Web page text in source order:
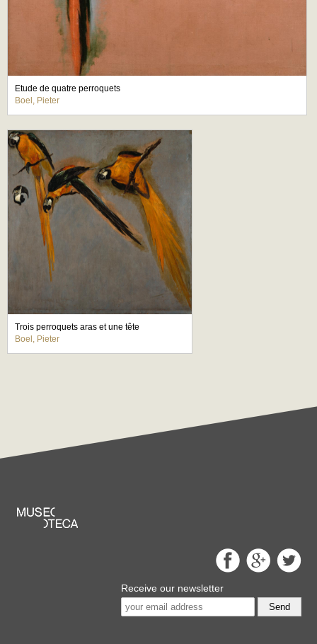
Etude de quatre perroquets
Boel, Pieter
Trois perroquets aras et une tête
Boel, Pieter
Receive our newsletter
Send